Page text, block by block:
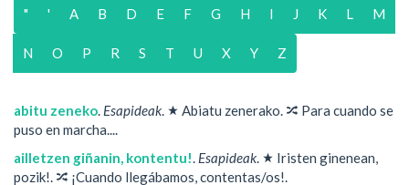
" ' A B D E F G H I J K L M
N O P R S T U X Y Z
abitu zeneko. Esapideak. ★ Abiatu zenerako. 🔀 Para cuando se
puso en marcha....
ailletzen giñanin, kontentu!. Esapideak. ★ Iristen ginenean,
pozik!. 🔀 ¡Cuando llegábamos, contentas/os!.